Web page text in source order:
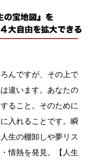
んですが、その上で
違います。あなたの
ること。そのために
入れることです。瞬
生の棚卸しや夢リス
情熱を発見。【人生